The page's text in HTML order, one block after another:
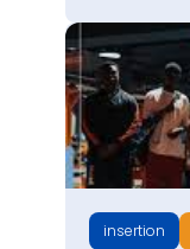
insertion